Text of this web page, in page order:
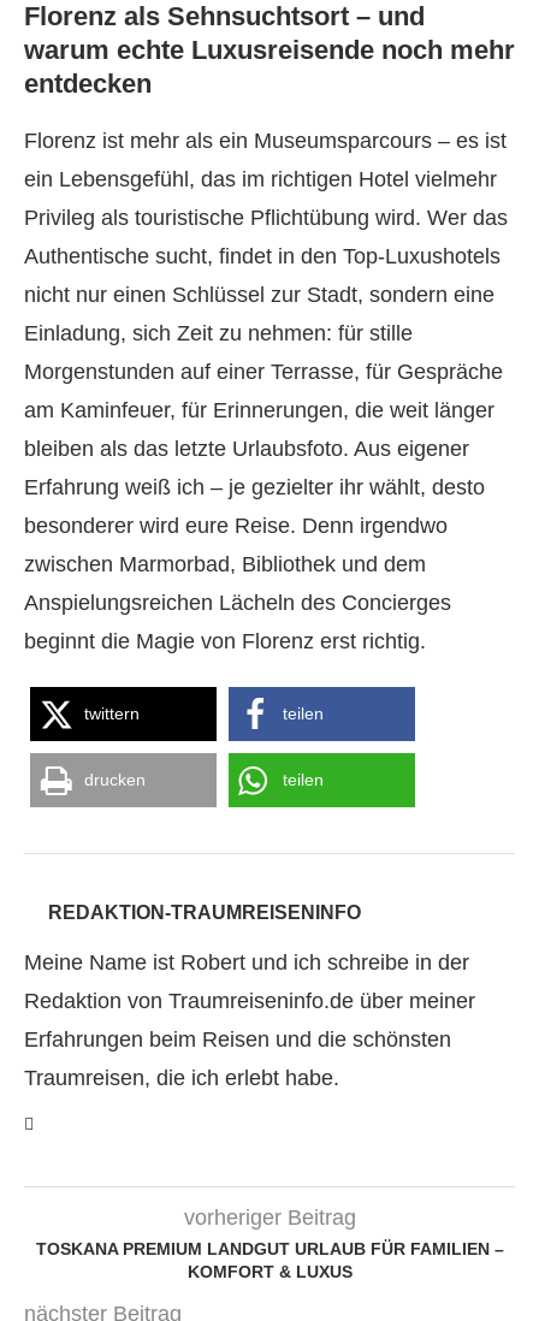
Florenz als Sehnsuchtsort – und
warum echte Luxusreisende noch mehr
entdecken
Florenz ist mehr als ein Museumsparcours – es ist
ein Lebensgefühl, das im richtigen Hotel vielmehr
Privileg als touristische Pflichtübung wird. Wer das
Authentische sucht, findet in den Top-Luxushotels
nicht nur einen Schlüssel zur Stadt, sondern eine
Einladung, sich Zeit zu nehmen: für stille
Morgenstunden auf einer Terrasse, für Gespräche
am Kaminfeuer, für Erinnerungen, die weit länger
bleiben als das letzte Urlaubsfoto. Aus eigener
Erfahrung weiß ich – je gezielter ihr wählt, desto
besonderer wird eure Reise. Denn irgendwo
zwischen Marmorbad, Bibliothek und dem
Anspielungsreichen Lächeln des Concierges
beginnt die Magie von Florenz erst richtig.
twittern teilen
drucken teilen
REDAKTION-TRAUMREISENINFO
Meine Name ist Robert und ich schreibe in der
Redaktion von Traumreiseninfo.de über meiner
Erfahrungen beim Reisen und die schönsten
Traumreisen, die ich erlebt habe.
vorheriger Beitrag
TOSKANA PREMIUM LANDGUT URLAUB FÜR FAMILIEN –
KOMFORT & LUXUS
nächster Beitrag